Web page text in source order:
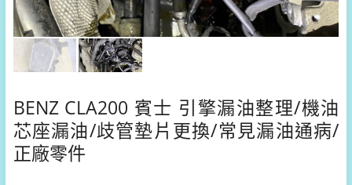
BENZ CLA200 賓士 引擎漏油整理/機油
芯座漏油/歧管墊片更換/常見漏油通病/
正廠零件